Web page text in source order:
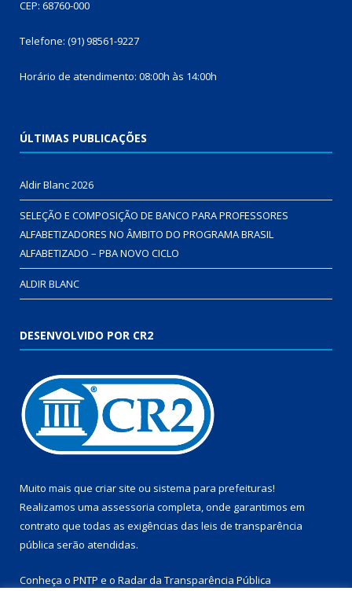
CEP: 68760-000
Telefone: (91) 98561-9227
Horário de atendimento: 08:00h às 14:00h
ÚLTIMAS PUBLICAÇÕES
Aldir Blanc 2026
SELEÇÃO E COMPOSIÇÃO DE BANCO PARA PROFESSORES
ALFABETIZADORES NO ÂMBITO DO PROGRAMA BRASIL
ALFABETIZADO – PBA NOVO CICLO
ALDIR BLANC
DESENVOLVIDO POR CR2
Muito mais que criar site ou sistema para prefeituras!
Realizamos uma assessoria completa, onde garantimos em
contrato que todas as exigências das leis de transparência
pública serão atendidas.
Conheça o PNTP e o Radar da Transparência Pública